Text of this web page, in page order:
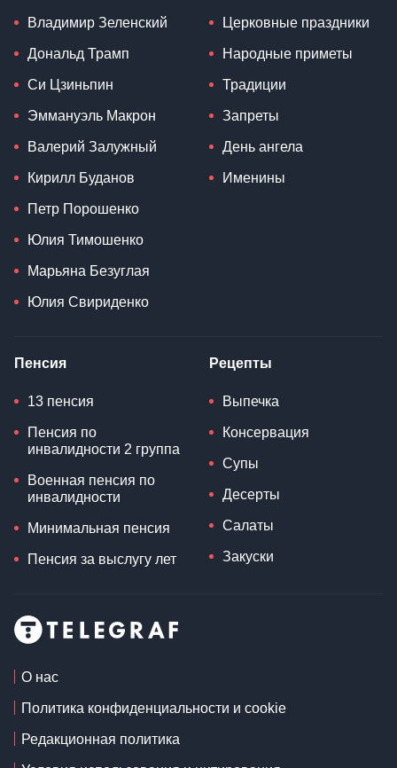
Владимир Зеленский
Дональд Трамп
Си Цзиньпин
Эммануэль Макрон
Валерий Залужный
Кирилл Буданов
Петр Порошенко
Юлия Тимошенко
Марьяна Безуглая
Юлия Свириденко
Церковные праздники
Народные приметы
Традиции
Запреты
День ангела
Именины
Пенсия
13 пенсия
Пенсия по
инвалидности 2 группа
Военная пенсия по
инвалидности
Минимальная пенсия
Пенсия за выслугу лет
Рецепты
Выпечка
Консервация
Супы
Десерты
Салаты
Закуски
О нас
Политика конфиденциальности и cookie
Редакционная политика